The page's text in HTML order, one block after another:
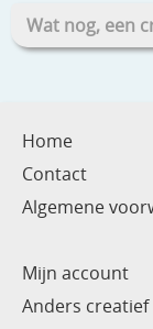
Wat nog, een
Home
Contact
Algemene
Mijn account
Anders creatief